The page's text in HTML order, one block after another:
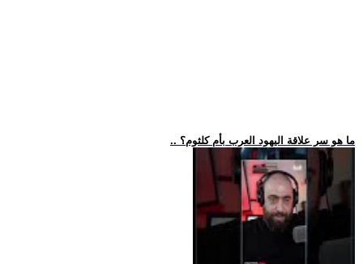
.. ما هو سر علاقة اليهود العرب بأم كلثوم؟